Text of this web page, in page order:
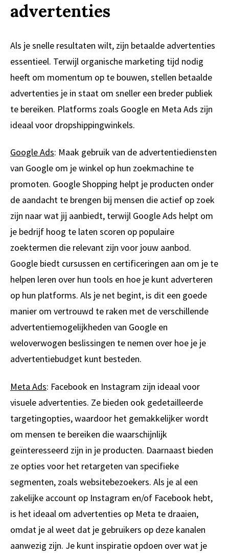
advertenties
Als je snelle resultaten wilt, zijn betaalde advertenties
essentieel. Terwijl organische marketing tijd nodig
heeft om momentum op te bouwen, stellen betaalde
advertenties je in staat om sneller een breder publiek
te bereiken. Platforms zoals Google en Meta Ads zijn
ideaal voor dropshippingwinkels.
Google Ads: Maak gebruik van de advertentiediensten
van Google om je winkel op hun zoekmachine te
promoten. Google Shopping helpt je producten onder
de aandacht te brengen bij mensen die actief op zoek
zijn naar wat jij aanbiedt, terwijl Google Ads helpt om
je bedrijf hoog te laten scoren op populaire
zoektermen die relevant zijn voor jouw aanbod.
Google biedt cursussen en certificeringen aan om je te
helpen leren over hun tools en hoe je kunt adverteren
op hun platforms. Als je net begint, is dit een goede
manier om vertrouwd te raken met de verschillende
advertentiemogelijkheden van Google en
weloverwogen beslissingen te nemen over hoe je je
advertentiebudget kunt besteden.
Meta Ads: Facebook en Instagram zijn ideaal voor
visuele advertenties. Ze bieden ook gedetailleerde
targetingopties, waardoor het gemakkelijker wordt
om mensen te bereiken die waarschijnlijk
geïnteresseerd zijn in je producten. Daarnaast bieden
ze opties voor het retargeten van specifieke
segmenten, zoals websitebezoekers. Als je al een
zakelijke account op Instagram en/of Facebook hebt,
is het ideaal om advertenties op Meta te draaien,
omdat je al weet dat je gebruikers op deze kanalen
aanwezig zijn. Je kunt inspiratie opdoen over wat je